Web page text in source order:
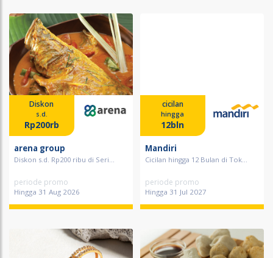
Diskon
s.d.
Rp200rb
arena group
Diskon s.d. Rp200 ribu di Seri...
periode promo
Hingga 31 Aug 2026
cicilan
hingga
12bln
Mandiri
Cicilan hingga 12 Bulan di Tok...
periode promo
Hingga 31 Jul 2027